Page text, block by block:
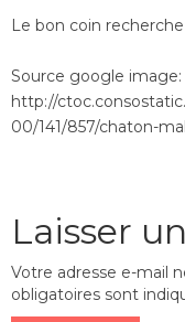
Le bon coin
Source google image:
http://
00/141/857/chaton-
Laisser
Votre adresse e-mail
obligatoires sont